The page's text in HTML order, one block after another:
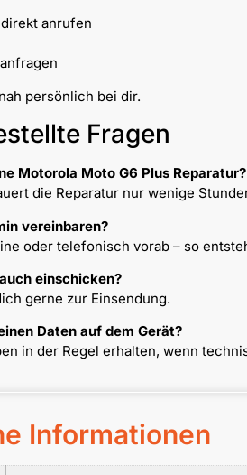
direkt anrufen
persönlich bei dir.
Fragen
Motorola Moto G6 Plus Reparatur?
die Reparatur nur wenige
vereinbaren?
oder telefonisch vorab – so
einschicken?
gerne zur Einsendung.
Daten auf dem Gerät?
in der Regel erhalten, wenn
Informationen